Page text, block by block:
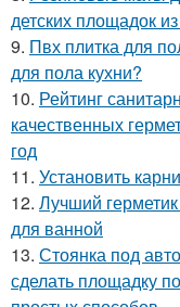
детских площадок
9. Пвх плитка для
для пола кухни?
10. Рейтинг
качественных
год
11. Установить
12. Лучший
для ванной
13. Стоянка под
сделать площадку